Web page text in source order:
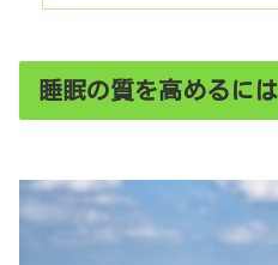
睡眠の質を高めるには